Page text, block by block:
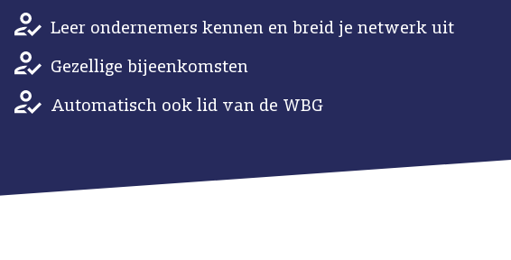
Leer ondernemers kennen en breid je netwerk uit
Gezellige bijeenkomsten
Automatisch ook lid van de WBG